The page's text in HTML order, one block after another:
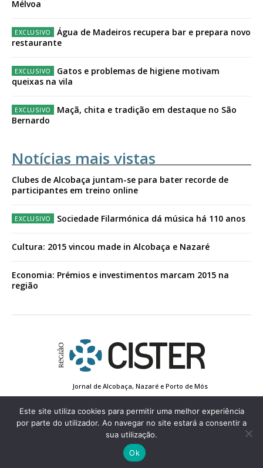
Mélvoa
Água de Madeiros recupera bar e prepara novo
restaurante
Gatos e problemas de higiene motivam
queixas na vila
Maçã, chita e tradição em destaque no São
Bernardo
Notícias mais vistas
Clubes de Alcobaça juntam-se para bater recorde de
participantes em treino online
Sociedade Filarmónica dá música há 110 anos
Cultura: 2015 vincou made in Alcobaça e Nazaré
Economia: Prémios e investimentos marcam 2015 na
região
Jornal de Alcobaça, Nazaré e Porto de Mós
Conta de Registo
Edição Impressa
© 2022 Região de Cister - Todos os direitos reservados.
Este site utiliza cookies para permitir uma melhor experiência
por parte do utilizador. Ao navegar no site estará a consentir a
sua utilização.
Ok